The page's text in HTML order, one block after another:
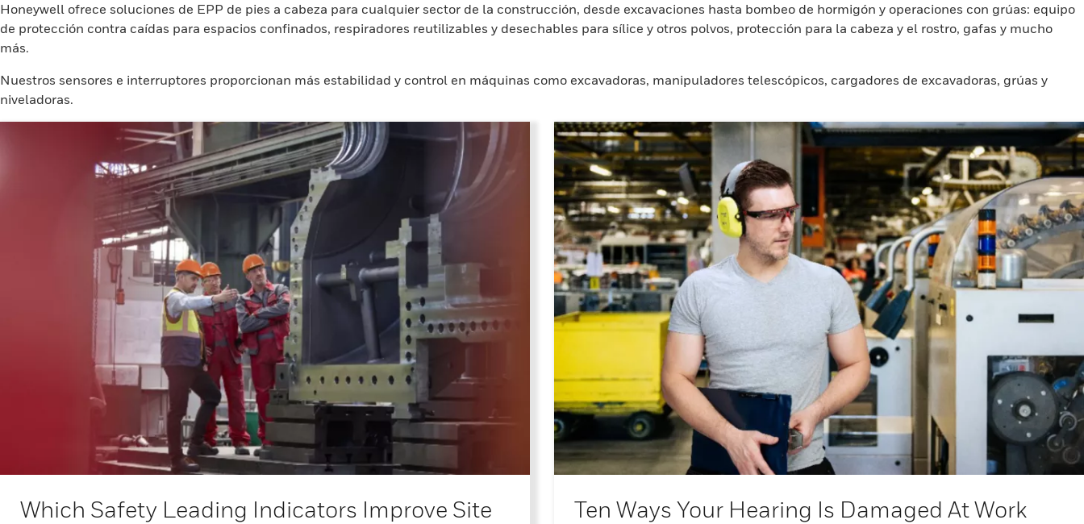
Honeywell ofrece soluciones de EPP de pies a cabeza para cualquier sector de la construcción, desde excavaciones hasta bombeo de hormigón y operaciones con grúas: equipo
de protección contra caídas para espacios confinados, respiradores reutilizables y desechables para sílice y otros polvos, protección para la cabeza y el rostro, gafas y mucho
más.
Nuestros sensores e interruptores proporcionan más estabilidad y control en máquinas como excavadoras, manipuladores telescópicos, cargadores de excavadoras, grúas y
niveladoras.
Which Safety Leading Indicators Improve Site
Ten Ways Your Hearing Is Damaged At Work